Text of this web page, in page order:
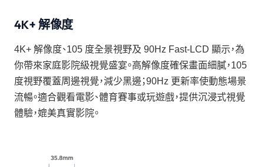
4K+ 解像度
4K+ 解像度、105 度全景視野及 90Hz Fast-LCD 顯示，為
你帶來家庭影院級視覺盛宴。高解像度確保畫面細膩，105
度視野覆蓋周邊視覺，減少黑邊；90Hz 更新率使動態場景
流暢。適合觀看電影、體育賽事或玩遊戲，提供沉浸式視覺
體驗，媲美真實影院。